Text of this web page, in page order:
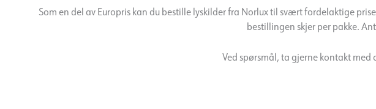
Som en del av Europris kan du bestille lyskilder fra Norlux til svært fordelaktige
bestillingen skjer per pakke.
Ved spørsmål, ta gjerne kontakt med